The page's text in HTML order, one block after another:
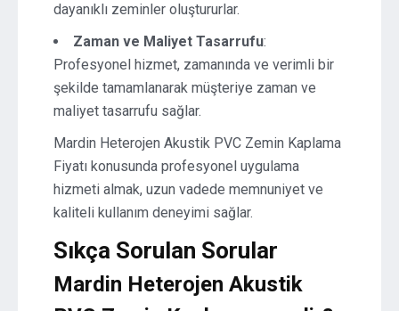
dayanıklı zeminler oluştururlar.
Zaman ve Maliyet Tasarrufu:
Profesyonel hizmet, zamanında ve verimli bir
şekilde tamamlanarak müşteriye zaman ve
maliyet tasarrufu sağlar.
Mardin Heterojen Akustik PVC Zemin Kaplama
Fiyatı konusunda profesyonel uygulama
hizmeti almak, uzun vadede memnuniyet ve
kaliteli kullanım deneyimi sağlar.
Sıkça Sorulan Sorular
Mardin Heterojen Akustik